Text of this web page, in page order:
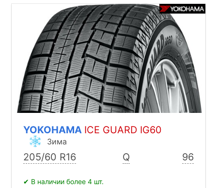
YOKOHAMA ICE GUARD IG60
Зима
205/60 R16 Q 96
✔ В наличии более 4 шт.